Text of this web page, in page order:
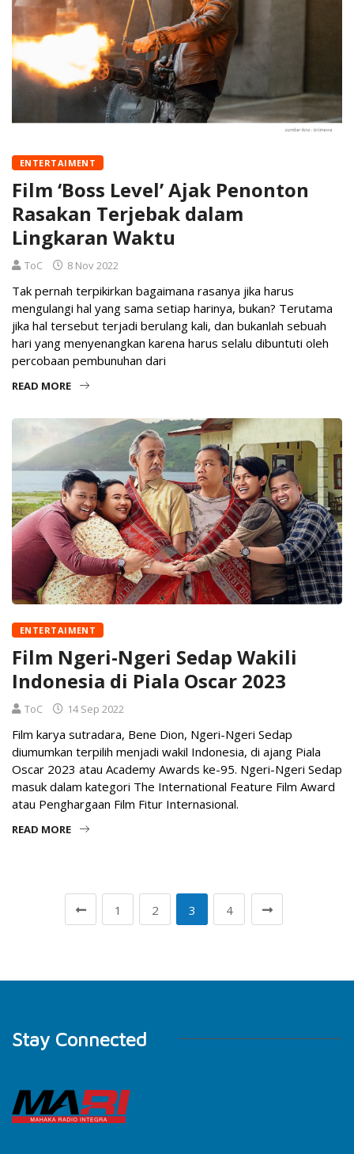
ENTERTAIMENT
Film ‘Boss Level’ Ajak Penonton
Rasakan Terjebak dalam
Lingkaran Waktu
ToC 8 Nov 2022
Tak pernah terpikirkan bagaimana rasanya jika harus
mengulangi hal yang sama setiap harinya, bukan? Terutama
jika hal tersebut terjadi berulang kali, dan bukanlah sebuah
hari yang menyenangkan karena harus selalu dibuntuti oleh
percobaan pembunuhan dari
READ MORE
ENTERTAIMENT
Film Ngeri-Ngeri Sedap Wakili
Indonesia di Piala Oscar 2023
ToC 14 Sep 2022
Film karya sutradara, Bene Dion, Ngeri-Ngeri Sedap
diumumkan terpilih menjadi wakil Indonesia, di ajang Piala
Oscar 2023 atau Academy Awards ke-95. Ngeri-Ngeri Sedap
masuk dalam kategori The International Feature Film Award
atau Penghargaan Film Fitur Internasional.
READ MORE
1 2 3 4
Stay Connected